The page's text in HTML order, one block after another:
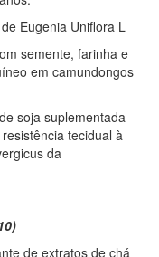
Eugenia Uniflora L
semente, farinha e
em camundongos
soja suplementada
tecidual à
norvergicus da
de extratos de chá